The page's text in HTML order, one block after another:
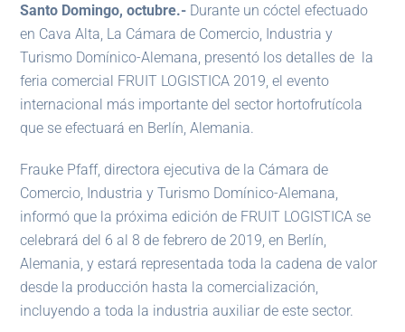
Santo Domingo, octubre.- Durante un cóctel efectuado
en Cava Alta, La Cámara de Comercio, Industria y
Turismo Domínico-Alemana, presentó los detalles de la
feria comercial FRUIT LOGISTICA 2019, el evento
internacional más importante del sector hortofrutícola
que se efectuará en Berlín, Alemania.
Frauke Pfaff, directora ejecutiva de la Cámara de
Comercio, Industria y Turismo Domínico-Alemana,
informó que la próxima edición de FRUIT LOGISTICA se
celebrará del 6 al 8 de febrero de 2019, en Berlín,
Alemania, y estará representada toda la cadena de valor
desde la producción hasta la comercialización,
incluyendo a toda la industria auxiliar de este sector.